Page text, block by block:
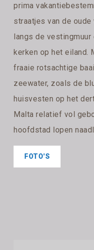
prima
straatjes van de
langs de
kerken op het eiland.
fraaie rotsachtige
zeewater, zoals de
huisvesten op het
Malta relatief vol
hoofdstad lopen
FOTO'S